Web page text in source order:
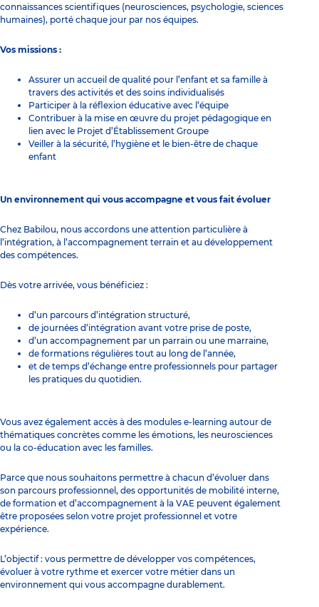
connaissances scientifiques (neurosciences, psychologie, sciences
humaines), porté chaque jour par nos équipes.
Vos missions :
Assurer un accueil de qualité pour l’enfant et sa famille à
travers des activités et des soins individualisés
Participer à la réflexion éducative avec l’équipe
Contribuer à la mise en œuvre du projet pédagogique en
lien avec le Projet d’Établissement Groupe
Veiller à la sécurité, l’hygiène et le bien-être de chaque
enfant
Un environnement qui vous accompagne et vous fait évoluer
Chez Babilou, nous accordons une attention particulière à
l’intégration, à l’accompagnement terrain et au développement
des compétences.
Dès votre arrivée, vous bénéficiez :
d’un parcours d’intégration structuré,
de journées d’intégration avant votre prise de poste,
d’un accompagnement par un parrain ou une marraine,
de formations régulières tout au long de l’année,
et de temps d’échange entre professionnels pour partager
les pratiques du quotidien.
Vous avez également accès à des modules e-learning autour de
thématiques concrètes comme les émotions, les neurosciences
ou la co-éducation avec les familles.
Parce que nous souhaitons permettre à chacun d’évoluer dans
son parcours professionnel, des opportunités de mobilité interne,
de formation et d’accompagnement à la VAE peuvent également
être proposées selon votre projet professionnel et votre
expérience.
L’objectif : vous permettre de développer vos compétences,
évoluer à votre rythme et exercer votre métier dans un
environnement qui vous accompagne durablement.